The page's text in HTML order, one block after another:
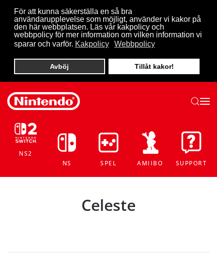
För att kunna säkerställa en så bra
användarupplevelse som möjligt, använder vi kakor på
den här webbplatsen. Läs vår kakpolicy och
webbpolicy för mer information om vilken information vi
sparar och varför. Kakpolicy Webbpolicy
Avböj Tillåt kakor!
Skip to main content
NS2
NS
SPEL AMIIBO SUPPORT
Celeste